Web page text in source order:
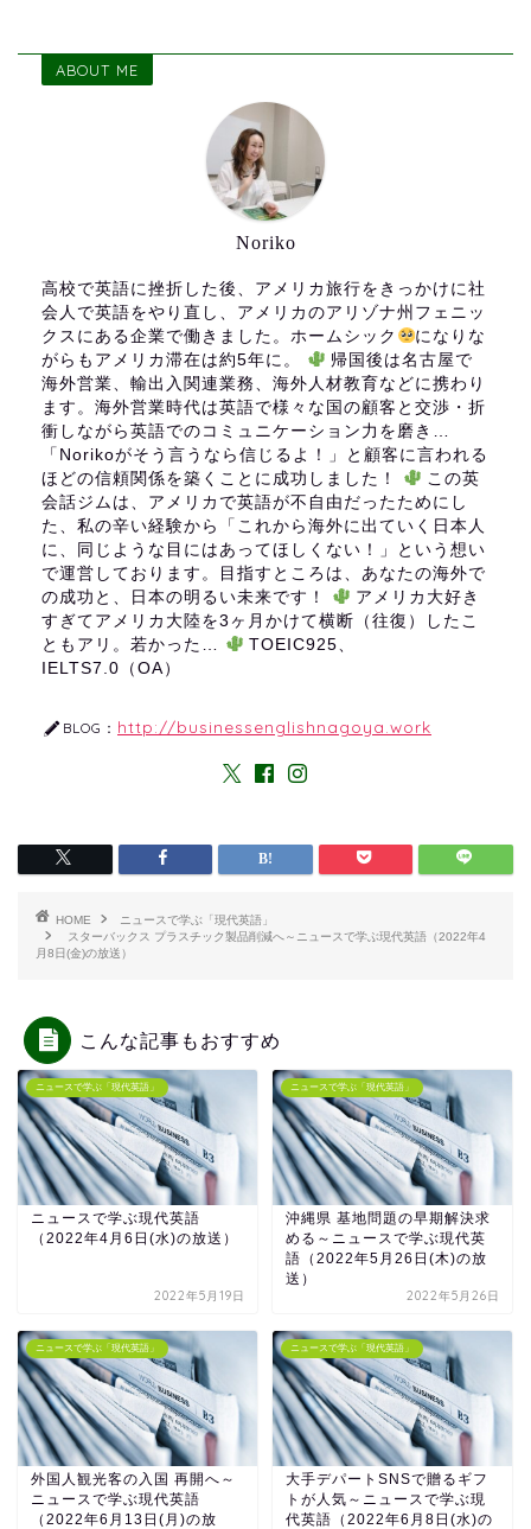
ABOUT ME
Noriko
高校で英語に挫折した後、アメリカ旅行をきっかけに社
会人で英語をやり直し、アメリカのアリゾナ州フェニッ
クスにある企業で働きました。ホームシック
になりな
がらもアメリカ滞在は約5年に。
帰国後は名古屋で
海外営業、輸出入関連業務、海外人材教育などに携わり
ます。海外営業時代は英語で様々な国の顧客と交渉・折
衝しながら英語でのコミュニケーション力を磨き…
「Norikoがそう言うなら信じるよ！」と顧客に言われる
ほどの信頼関係を築くことに成功しました！
この英
会話ジムは、アメリカで英語が不自由だったためにし
た、私の辛い経験から「これから海外に出ていく日本人
に、同じような目にはあってほしくない！」という想い
で運営しております。目指すところは、あなたの海外で
の成功と、日本の明るい未来です！
アメリカ大好き
すぎてアメリカ大陸を3ヶ月かけて横断（往復）したこ
ともアリ。若かった…
TOEIC925、
IELTS7.0（OA）
BLOG： http://businessenglishnagoya.work
HOME
ニュースで学ぶ「現代英語」
スターバックス プラスチック製品削減へ～ニュースで学ぶ現代英語（2022年4
月8日(金)の放送）
こんな記事もおすすめ
ニュースで学ぶ「現代英語」
ニュースで学ぶ現代英語
（2022年4月6日(水)の放送）
2022年5月19日
ニュースで学ぶ「現代英語」
沖縄県 基地問題の早期解決求
める～ニュースで学ぶ現代英
語（2022年5月26日(木)の放
送）
2022年5月26日
ニュースで学ぶ「現代英語」
外国人観光客の入国 再開へ～
ニュースで学ぶ現代英語
（2022年6月13日(月)の放
ニュースで学ぶ「現代英語」
大手デパートSNSで贈るギフ
トが人気～ニュースで学ぶ現
代英語（2022年6月8日(水)の